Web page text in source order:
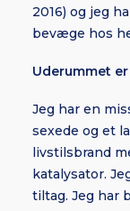
2016) og jeg
bevæge hos
Uderummet
Jeg har en
sexede og et
livstilsbrand
katalysator.
tiltag. Jeg har